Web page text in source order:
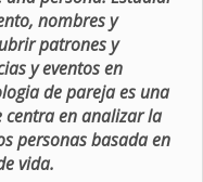
nombres y
patrones y
y eventos en
de pareja es una
centra en analizar la
personas basada en
vida.